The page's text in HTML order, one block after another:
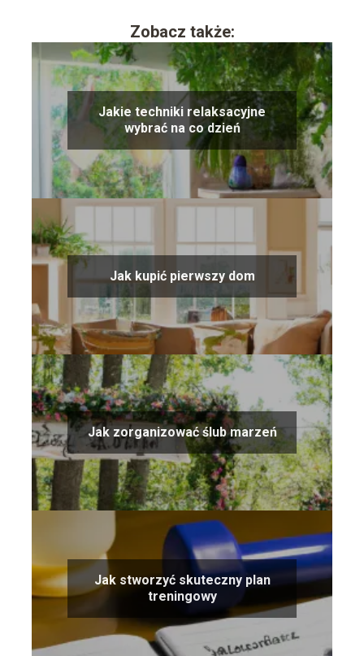
Zobacz także:
Jakie techniki relaksacyjne
wybrać na co dzień
Jak kupić pierwszy dom
Jak zorganizować ślub marzeń
Jak stworzyć skuteczny plan
treningowy